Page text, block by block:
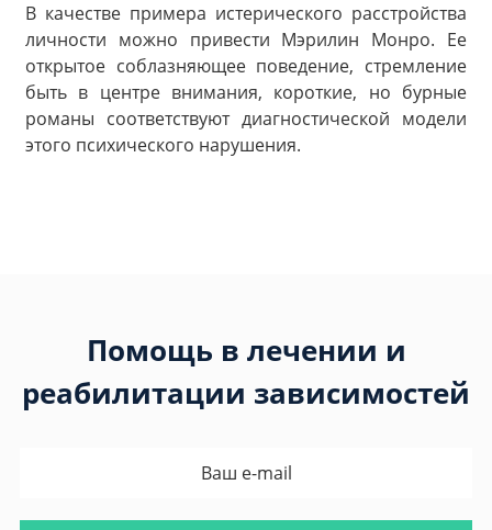
В качестве примера истерического расстройства
личности можно привести Мэрилин Монро. Ее
открытое соблазняющее поведение, стремление
быть в центре внимания, короткие, но бурные
романы соответствуют диагностической модели
этого психического нарушения.
Помощь в лечении и
реабилитации зависимостей